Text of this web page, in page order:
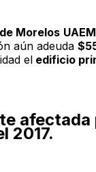
Morelos UAEM
aún adeuda
eledificio
afectada
2017.